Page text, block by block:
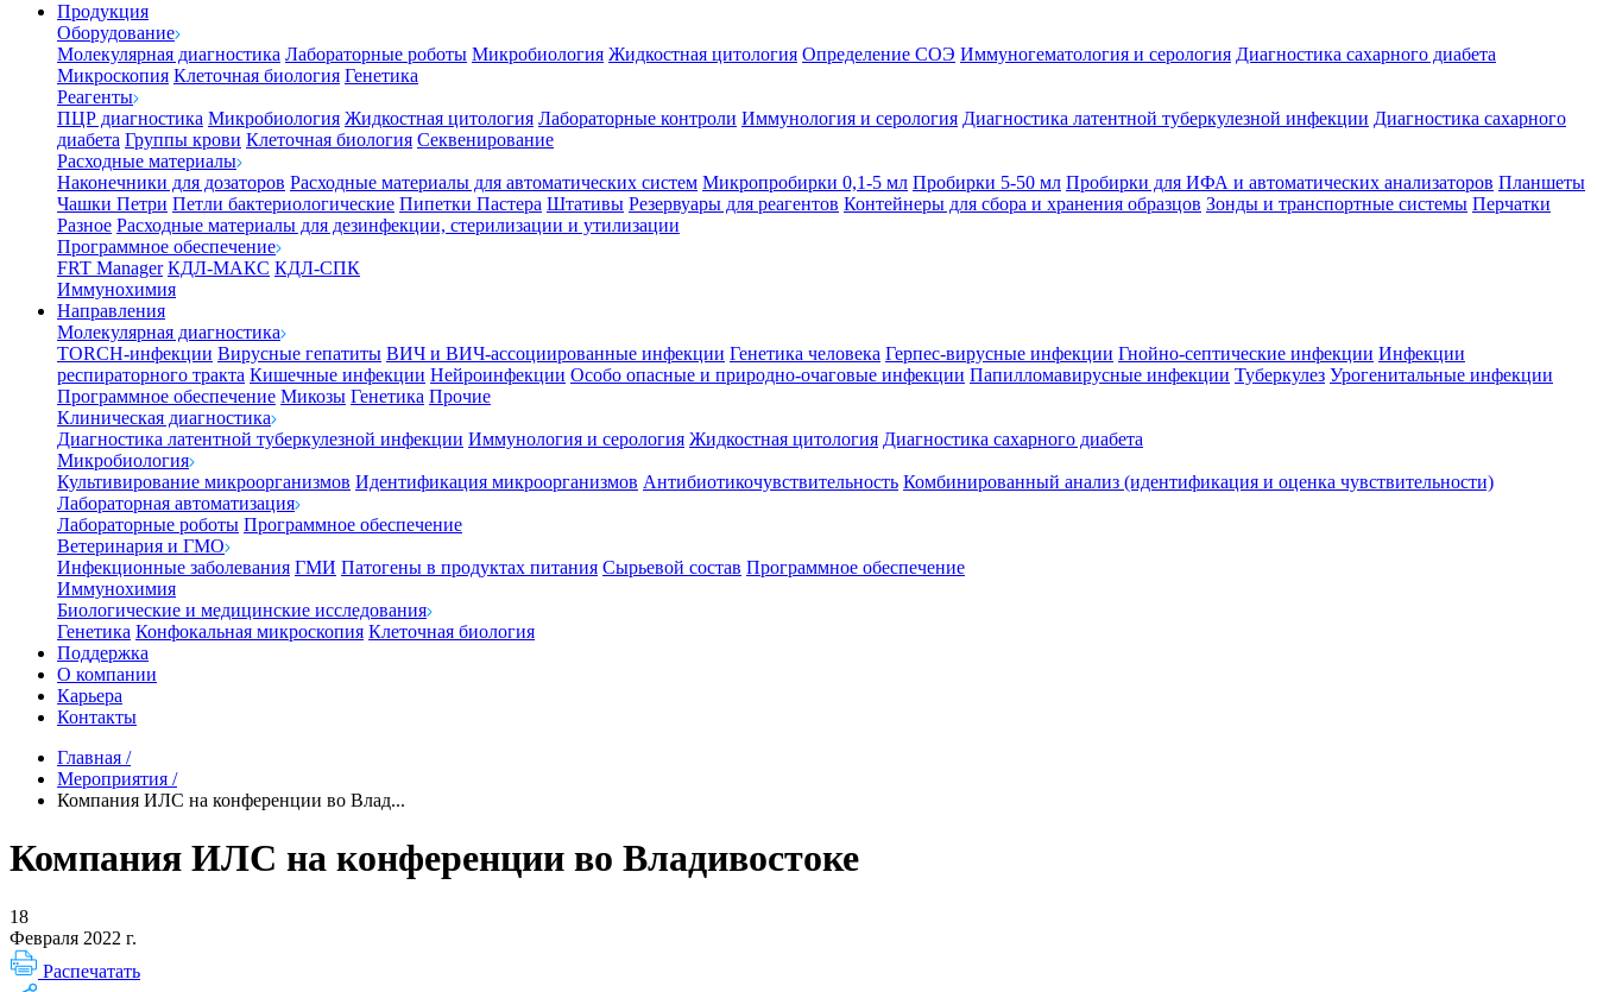
Продукция
Оборудование
Молекулярная диагностика Лабораторные роботы Микробиология Жидкостная цитология Определение СОЭ Иммуногематология и серология Диагностика сахарного диабета
Микроскопия Клеточная биология Генетика
Реагенты
ПЦР диагностика Микробиология Жидкостная цитология Лабораторные контроли Иммунология и серология Диагностика латентной туберкулезной инфекции Диагностика сахарного
диабета Группы крови Клеточная биология Секвенирование
Расходные материалы
Наконечники для дозаторов Расходные материалы для автоматических систем Микропробирки 0,1-5 мл Пробирки 5-50 мл Пробирки для ИФА и автоматических анализаторов Планшеты
Чашки Петри Петли бактериологические Пипетки Пастера Штативы Резервуары для реагентов Контейнеры для сбора и хранения образцов Зонды и транспортные системы Перчатки
Разное Расходные материалы для дезинфекции, стерилизации и утилизации
Программное обеспечение
FRT Manager КДЛ-МАКС КДЛ-СПК
Иммунохимия
Направления
Молекулярная диагностика
TORCH-инфекции Вирусные гепатиты ВИЧ и ВИЧ-ассоциированные инфекции Генетика человека Герпес-вирусные инфекции Гнойно-септические инфекции Инфекции
респираторного тракта Кишечные инфекции Нейроинфекции Особо опасные и природно-очаговые инфекции Папилломавирусные инфекции Туберкулез Урогенитальные инфекции
Программное обеспечение Микозы Генетика Прочие
Клиническая диагностика
Диагностика латентной туберкулезной инфекции Иммунология и серология Жидкостная цитология Диагностика сахарного диабета
Микробиология
Культивирование микроорганизмов Идентификация микроорганизмов Антибиотикочувствительность Комбинированный анализ (идентификация и оценка чувствительности)
Лабораторная автоматизация
Лабораторные роботы Программное обеспечение
Ветеринария и ГМО
Инфекционные заболевания ГМИ Патогены в продуктах питания Сырьевой состав Программное обеспечение
Иммунохимия
Биологические и медицинские исследования
Генетика Конфокальная микроскопия Клеточная биология
Поддержка
О компании
Карьера
Контакты
Главная /
Мероприятия /
Компания ИЛС на конференции во Влад...
Компания ИЛС на конференции во Владивостоке
18
Февраля 2022 г.
Распечатать